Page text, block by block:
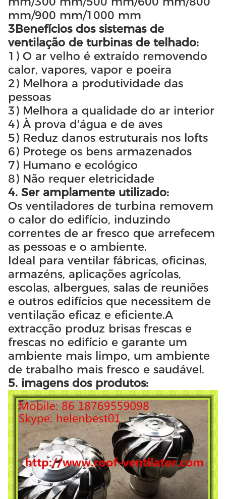
mm/900 mm/1000 mm
3Benefícios dos sistemas de
ventilação de turbinas de telhado:
1) O ar velho é extraído removendo
calor, vapores, vapor e poeira
2) Melhora a produtividade das
pessoas
3) Melhora a qualidade do ar interior
4) À prova d'água e de aves
5) Reduz danos estruturais nos lofts
6) Protege os bens armazenados
7) Humano e ecológico
8) Não requer eletricidade
4. Ser amplamente utilizado:
Os ventiladores de turbina removem
o calor do edifício, induzindo
correntes de ar fresco que arrefecem
as pessoas e o ambiente.
Ideal para ventilar fábricas, oficinas,
armazéns, aplicações agrícolas,
escolas, albergues, salas de reuniões
e outros edifícios que necessitem de
ventilação eficaz e eficiente.A
extracção produz brisas frescas e
frescas no edifício e garante um
ambiente mais limpo, um ambiente
de trabalho mais fresco e saudável.
5. imagens dos produtos: